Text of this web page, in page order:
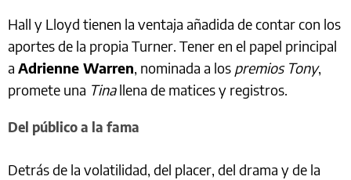
Hall y Lloyd tienen la ventaja añadida de contar con los
aportes de la propia Turner. Tener en el papel principal
a Adrienne Warren, nominada a los premios Tony,
promete una Tinallena de matices y registros.
Del público a la fama
Detrás de la volatilidad, del placer, del drama y de la